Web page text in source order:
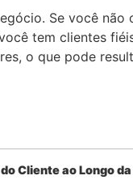
Se você não
tem clientes
o que pode
Cliente ao Longo